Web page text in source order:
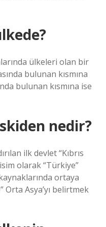
ülkeleri olan bir
bulunan kısmına
bulunan kısmına ise
nedir?
ilk devlet “Kıbrıs
olarak “Türkiye”
ortaya
Orta Asya’yı belirtmek